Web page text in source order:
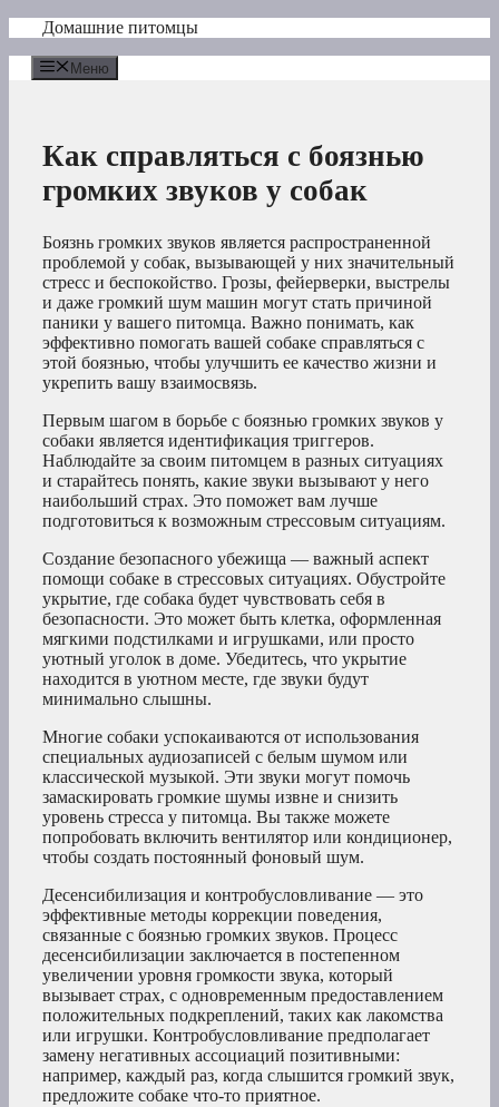
Перейти
содержимому
Домашние питомцы
Меню
Как справляться с боязнью
громких звуков у собак
Боязнь громких звуков является распространенной
проблемой у собак, вызывающей у них значительный
стресс и беспокойство. Грозы, фейерверки, выстрелы
и даже громкий шум машин могут стать причиной
паники у вашего питомца. Важно понимать, как
эффективно помогать вашей собаке справляться с
этой боязнью, чтобы улучшить ее качество жизни и
укрепить вашу взаимосвязь.
Первым шагом в борьбе с боязнью громких звуков у
собаки является идентификация триггеров.
Наблюдайте за своим питомцем в разных ситуациях
и старайтесь понять, какие звуки вызывают у него
наибольший страх. Это поможет вам лучше
подготовиться к возможным стрессовым ситуациям.
Создание безопасного убежища — важный аспект
помощи собаке в стрессовых ситуациях. Обустройте
укрытие, где собака будет чувствовать себя в
безопасности. Это может быть клетка, оформленная
мягкими подстилками и игрушками, или просто
уютный уголок в доме. Убедитесь, что укрытие
находится в уютном месте, где звуки будут
минимально слышны.
Многие собаки успокаиваются от использования
специальных аудиозаписей с белым шумом или
классической музыкой. Эти звуки могут помочь
замаскировать громкие шумы извне и снизить
уровень стресса у питомца. Вы также можете
попробовать включить вентилятор или кондиционер,
чтобы создать постоянный фоновый шум.
Десенсибилизация и контробусловливание — это
эффективные методы коррекции поведения,
связанные с боязнью громких звуков. Процесс
десенсибилизации заключается в постепенном
увеличении уровня громкости звука, который
вызывает страх, с одновременным предоставлением
положительных подкреплений, таких как лакомства
или игрушки. Контробусловливание предполагает
замену негативных ассоциаций позитивными:
например, каждый раз, когда слышится громкий звук,
предложите собаке что-то приятное.